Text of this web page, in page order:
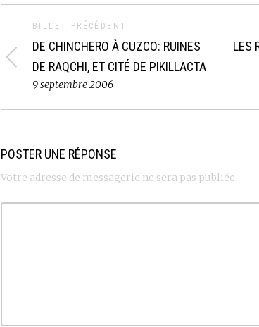
BILLET PRÉCÉDENT
DE CHINCHERO À CUZCO: RUINES
DE RAQCHI, ET CITÉ DE PIKILLACTA
9 septembre 2006
LES
POSTER UNE RÉPONSE
Votre adresse de messagerie ne sera pas publiée.